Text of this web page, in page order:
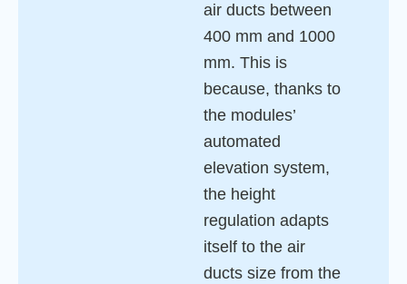
air ducts between
400 mm and 1000
mm. This is
because, thanks to
the modules’
automated
elevation system,
the height
regulation adapts
itself to the air
ducts size from the